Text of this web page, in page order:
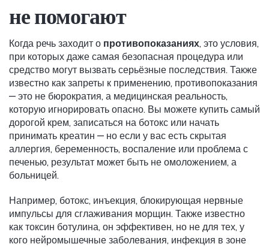
не помогают
Когда речь заходит о противопоказаниях, это условия,
при которых даже самая безопасная процедура или
средство могут вызвать серьёзные последствия. Также
известно как запреты к применению, противопоказания
— это не бюрократия, а медицинская реальность,
которую игнорировать опасно. Вы можете купить самый
дорогой крем, записаться на ботокс или начать
принимать креатин — но если у вас есть скрытая
аллергия, беременность, воспаление или проблема с
печенью, результат может быть не омоложением, а
больницей.
Например, ботокс, инъекция, блокирующая нервные
импульсы для сглаживания морщин. Также известно
как токсин ботулина, он эффективен, но не для тех, у
кого нейромышечные заболевания, инфекция в зоне